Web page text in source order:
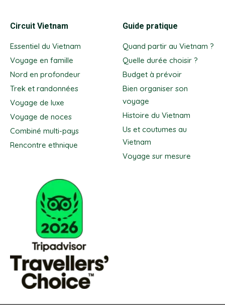
Circuit Vietnam
Essentiel du Vietnam
Voyage en famille
Nord en profondeur
Trek et randonnées
Voyage de luxe
Voyage de noces
Combiné multi-pays
Rencontre ethnique
Guide pratique
Quand partir au Vietnam ?
Quelle durée choisir ?
Budget à prévoir
Bien organiser son
voyage
Histoire du Vietnam
Us et coutumes au
Vietnam
Voyage sur mesure